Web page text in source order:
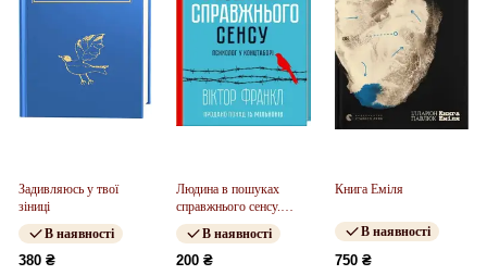
Задивляюсь у твої
зіниці
В наявності
380 ₴
Людина в пошуках
справжнього сенсу.
Психолог у концтаборі
В наявності
200 ₴
Книга Еміля
В наявності
750 ₴